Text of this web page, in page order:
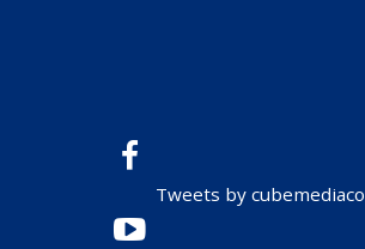
Tweets by cubemediaco